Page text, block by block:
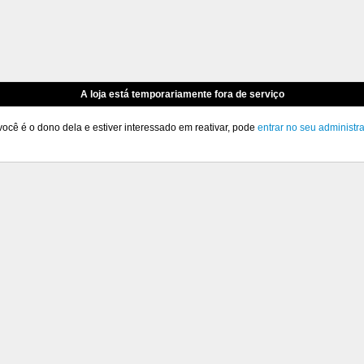
A loja está temporariamente fora de serviço
é o dono dela e estiver interessado em reativar, pode entrar no seu